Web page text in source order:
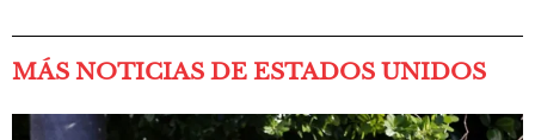
MÁS NOTICIAS DE ESTADOS UNIDOS